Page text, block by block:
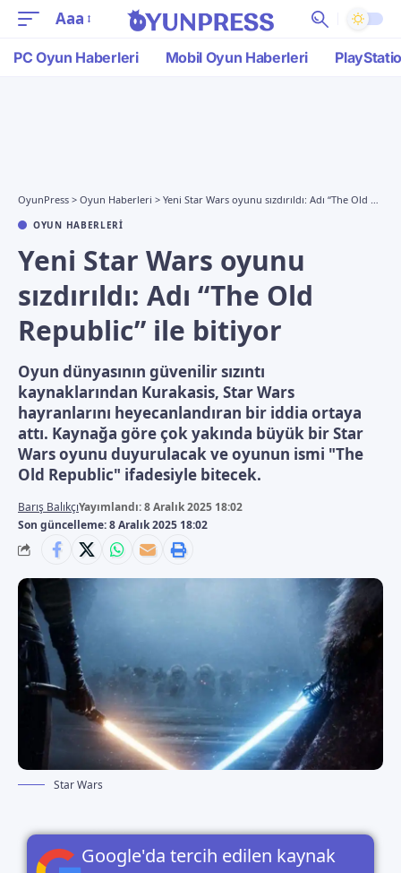
Aaa
PC Oyun Haberleri Mobil Oyun Haberleri
OyunPress > Oyun Haberleri > Yeni Star Wars oyunu sızdırıldı: Adı “The Old Republic” ile bitiyor
OYUN HABERLERI
Yeni Star Wars oyunu
sızdırıldı: Adı “The Old
Republic” ile bitiyor
Oyun dünyasının güvenilir sızıntı
kaynaklarından Kurakasis, Star Wars
hayranlarını heyecanlandıran bir iddia ortaya
attı. Kaynağa göre çok yakında büyük bir Star
Wars oyunu duyurulacak ve oyunun ismi "The
Old Republic" ifadesiyle bitecek.
Son güncelleme: 8 Aralık 2025 18:02
Barış BalıkçıYayımlandı: 8 Aralık 2025 18:02
Star Wars
Google'da tercih edilen kaynak